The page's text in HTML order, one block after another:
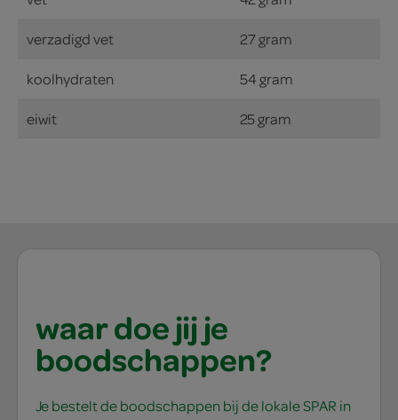
verzadigd vet 27 gram
koolhydraten 54 gram
eiwit 25 gram
waar doe jij je
boodschappen?
Je bestelt de boodschappen bij de lokale SPAR in